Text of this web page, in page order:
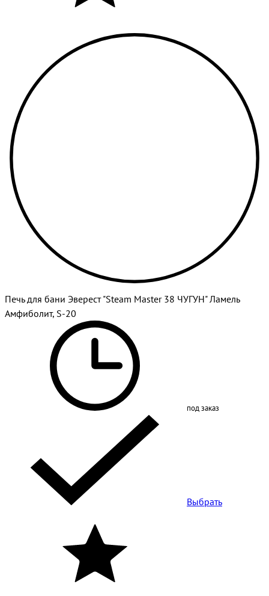
Печь для бани Эверест "Steam Master 38 ЧУГУН" Ламель
Амфиболит, S-20
под заказ
Выбрать